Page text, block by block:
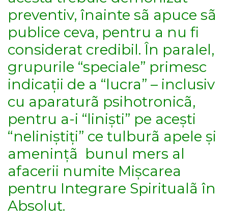
preventiv, înainte sã apuce sã
publice ceva, pentru a nu fi
considerat credibil. În paralel,
grupurile “speciale” primesc
indicații de a “lucra” – inclusiv
cu aparaturã psihotronicã,
pentru a-i “liniști” pe acești
“neliniștiți” ce tulburã apele și
amenințã bunul mers al
afacerii numite Mișcarea
pentru Integrare Spiritualã în
Absolut.